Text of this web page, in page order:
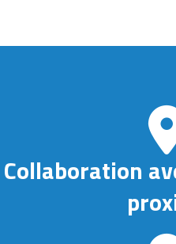
Collaboration